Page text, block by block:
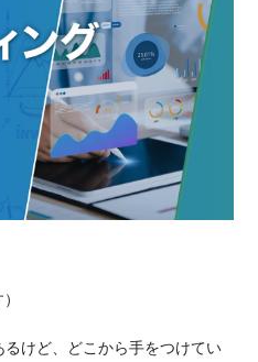
けど、どこから手をつけてい